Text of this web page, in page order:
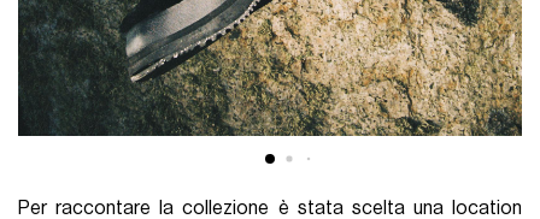
Per raccontare la collezione è stata scelta una location